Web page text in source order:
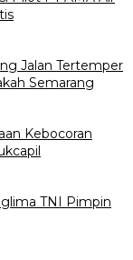
Jalan Tertemper
Semarang
Kebocoran
TNI Pimpin